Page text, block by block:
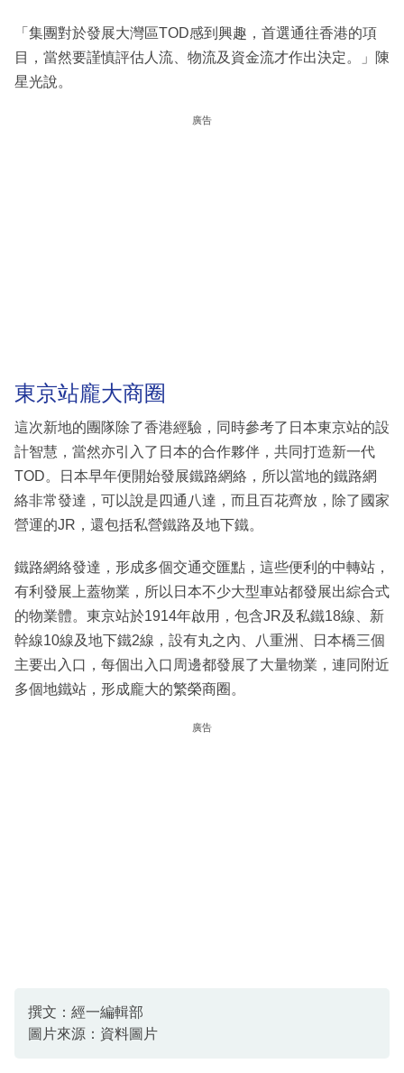
「集團對於發展大灣區TOD感到興趣，首選通往香港的項
目，當然要謹慎評估人流、物流及資金流才作出決定。」陳
星光說。
廣告
東京站龐大商圈
這次新地的團隊除了香港經驗，同時參考了日本東京站的設
計智慧，當然亦引入了日本的合作夥伴，共同打造新一代
TOD。日本早年便開始發展鐵路網絡，所以當地的鐵路網
絡非常發達，可以說是四通八達，而且百花齊放，除了國家
營運的JR，還包括私營鐵路及地下鐵。
鐵路網絡發達，形成多個交通交匯點，這些便利的中轉站，
有利發展上蓋物業，所以日本不少大型車站都發展出綜合式
的物業體。東京站於1914年啟用，包含JR及私鐵18線、新
幹線10線及地下鐵2線，設有丸之內、八重洲、日本橋三個
主要出入口，每個出入口周邊都發展了大量物業，連同附近
多個地鐵站，形成龐大的繁榮商圈。
廣告
撰文：經一編輯部
圖片來源：資料圖片